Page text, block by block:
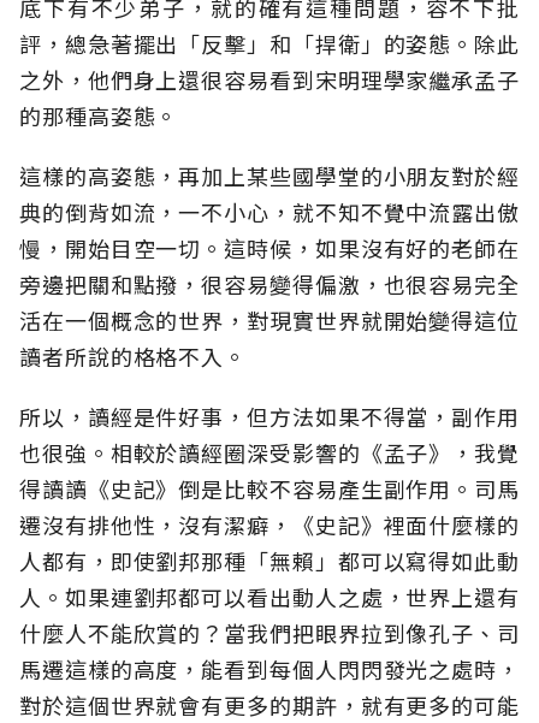
底下有不少弟子，就的確有這種問題，容不下批
評，總急著擺出「反擊」和「捍衛」的姿態。除此
之外，他們身上還很容易看到宋明理學家繼承孟子
的那種高姿態。
這樣的高姿態，再加上某些國學堂的小朋友對於經
典的倒背如流，一不小心，就不知不覺中流露出傲
慢，開始目空一切。這時候，如果沒有好的老師在
旁邊把關和點撥，很容易變得偏激，也很容易完全
活在一個概念的世界，對現實世界就開始變得這位
讀者所說的格格不入。
所以，讀經是件好事，但方法如果不得當，副作用
也很強。相較於讀經圈深受影響的《孟子》，我覺
得讀讀《史記》倒是比較不容易產生副作用。司馬
遷沒有排他性，沒有潔癖，《史記》裡面什麼樣的
人都有，即使劉邦那種「無賴」都可以寫得如此動
人。如果連劉邦都可以看出動人之處，世界上還有
什麼人不能欣賞的？當我們把眼界拉到像孔子、司
馬遷這樣的高度，能看到每個人閃閃發光之處時，
對於這個世界就會有更多的期許，就有更多的可能